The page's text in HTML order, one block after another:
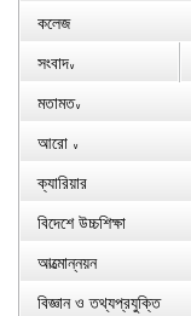
কলেজ
সংবাদ∨
মতামত∨
আরো ∨
ক্যারিয়ার
বিদেশে উচ্চশিক্ষা
আত্মোন্নয়ন
বিজ্ঞান ও তথ্যপ্রযুক্তি